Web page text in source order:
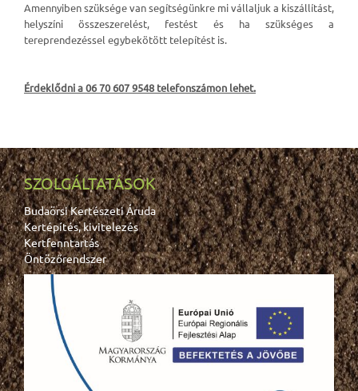
Amennyiben szüksége van segítségünkre mi vállaljuk a kiszállítást,
helyszíni összeszerelést, festést és ha szükséges a
tereprendezéssel egybekötött telepítést is.
Érdeklődni a 06 70 607 9548 telefonszámon lehet.
SZOLGÁLTATÁSOK
Budaörsi Kertészeti Áruda
Kertépítés, kivitelezés
Kertfenntartás
Öntözőrendszer